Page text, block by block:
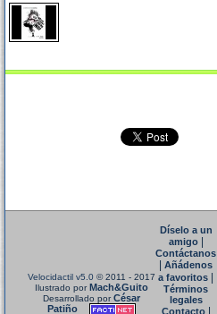
Velocidactil v5.0 © 2011 - 2017
Ilustrado porMach&Guito
Desarrollado porCésar
Patiño
Díselo a un
amigo|
Contáctanos
Añádenos
a favoritos
Términos
legales
Contacto|